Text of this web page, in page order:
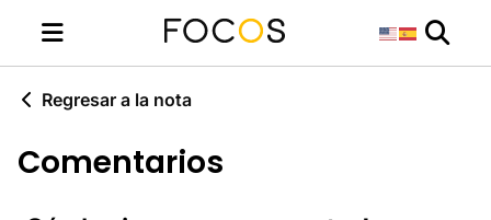
Regresar a la nota
Comentarios